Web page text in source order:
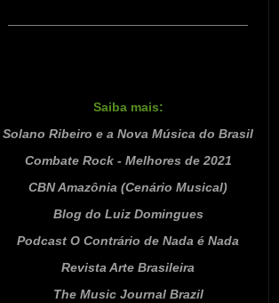
Saiba mais:
Solano Ribeiro e a Nova Música do Brasil
Combate Rock - Melhores de 2021
CBN Amazônia (Cenário Musical)
Blog do Luiz Domingues
Podcast O Contrário de Nada é Nada
Revista Arte Brasileira
The Music Journal Brazil